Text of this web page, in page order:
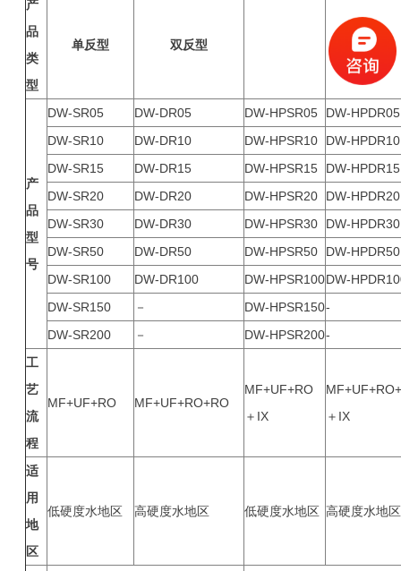
产
品
类
型
单反型 双反型
产
品
型
号
DW-SR05 DW-DR05 DW-HPSR05
DW-HPDR05
DW-SR10
DW-DR10 DW-HPSR10
DW-HPDR10
DW-SR15
DW-DR15 DW-HPSR15
DW-HPDR15
DW-SR20
DW-DR20 DW-HPSR20
DW-HPDR20
DW-SR30
DW-DR30 DW-HPSR30
DW-HPDR30
DW-SR50
DW-DR50 DW-HPSR50
DW-HPDR50
DW-SR100
DW-DR100 DW-HPSR100DW-
DW-SR150
－ DW-HPSR150-
DW-SR200
－ DW-HPSR200-
工
艺
流
程
MF+UF+RO MF+UF+RO+RO
MF+UF+RO
＋IX
＋IX
适
用
地
区
低硬度水地区 高硬度水地区 低硬度水地区 高硬度水地区